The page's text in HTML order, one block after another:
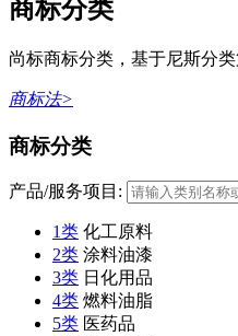
商标分类
尚标商标分类，基于尼斯分
商标法>
商标分类
产品/服务项目:
1类 化工原料
2类 涂料油漆
3类 日化用品
4类 燃料油脂
5类 医药品